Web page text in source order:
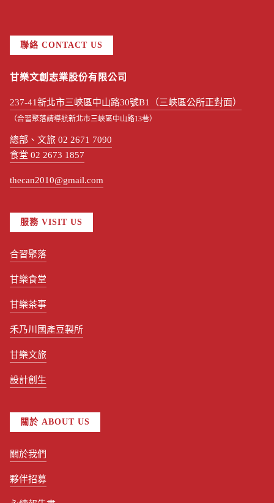
聯絡 CONTACT US
甘樂文創志業股份有限公司
237-41新北市三峽區中山路30號B1（三峽區公所正對面）
（合習聚落請導航新北市三峽區中山路13巷）
總部、文旅 02 2671 7090
食堂 02 2673 1857
thecan2010@gmail.com
服務 VISIT US
合習聚落
甘樂食堂
甘樂茶事
禾乃川國產豆製所
甘樂文旅
設計創生
關於 ABOUT US
關於我們
夥伴招募